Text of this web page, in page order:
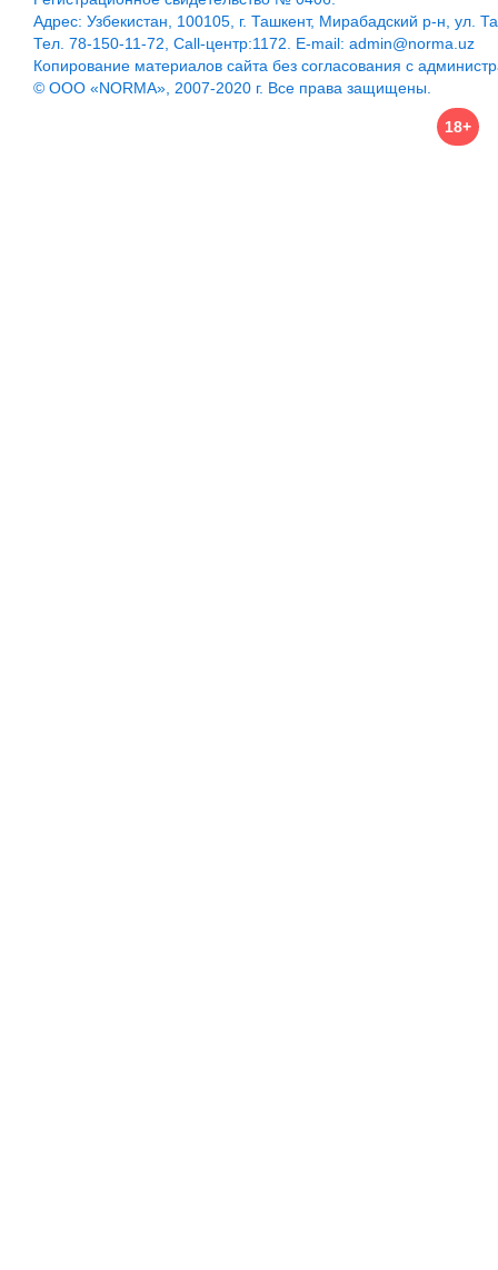
Адрес: Узбекистан, 100105, г. Ташкент, Мирабадский р-н, ул.
Тел. 78-150-11-72, Call-центр:1172. E-mail: admin@norma.uz
Копирование материалов сайта без согласования с
© ООО «NORMA», 2007-2020 г. Все права защищены.
18+